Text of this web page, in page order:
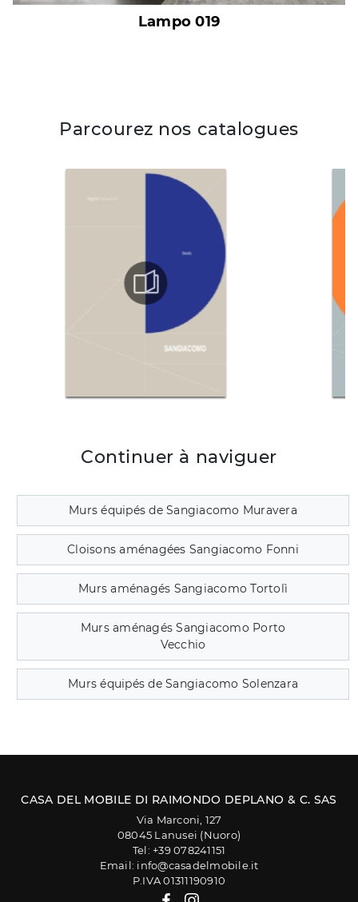
Lampo 019
Parcourez nos catalogues
Continuer à naviguer
Murs équipés de Sangiacomo Muravera
Cloisons aménagées Sangiacomo Fonni
Murs aménagés Sangiacomo Tortolì
Murs aménagés Sangiacomo Porto
Vecchio
Murs équipés de Sangiacomo Solenzara
CASA DEL MOBILE DI RAIMONDO DEPLANO & C. SAS
Via Marconi, 127
08045 Lanusei (Nuoro)
Tel: +39 078241151
Email: info@casadelmobile.it
P.IVA 01311190910